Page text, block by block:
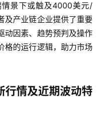
景下或触及4000美元/
及产业链企业提供了重要
动因素、趋势预判及操作
格的运行逻辑，助力市场
行情及近期波动特